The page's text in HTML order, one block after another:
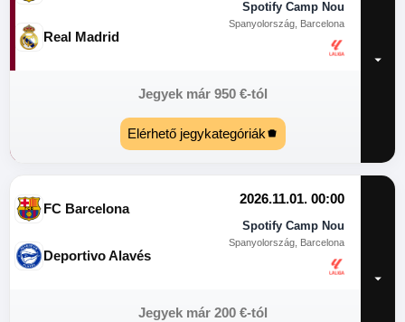
Spotify Camp Nou
Spanyolország, Barcelona
Real Madrid
Jegyek már 950 €-tól
Elérhető jegykategóriák
FC Barcelona
2026.11.01. 00:00
Spotify Camp Nou
Spanyolország, Barcelona
Deportivo Alavés
Jegyek már 200 €-tól